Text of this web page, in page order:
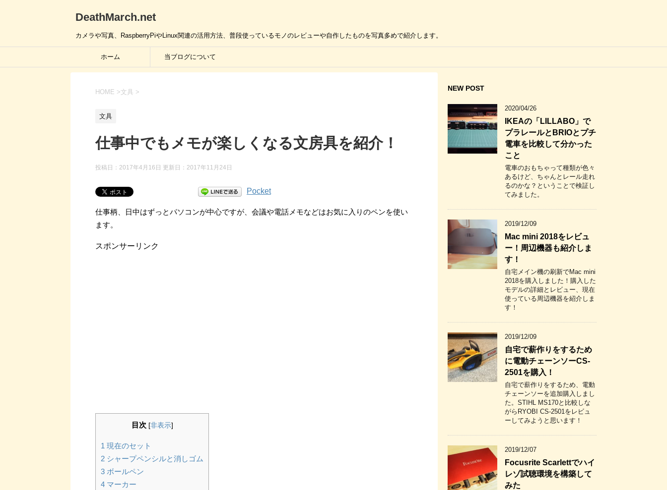
DeathMarch.net
カメラや写真、RaspberryPiやLinux関連の活用方法、普段使っているモノのレビューや自作したものを写真多めで紹介します。
ホーム 当ブログについて
HOME >文具 >
文具
仕事中でもメモが楽しくなる文房具を紹介！
投稿日：2017年4月16日 更新日： 2017年11月24日
Pocket
仕事柄、日中はずっとパソコンが中心ですが、会議や電話メモなどはお気に入りのペンを使い
ます。
スポンサーリンク
目次 [非表示]
1 現在のセット
2 シャープペンシルと消しゴム
3 ボールペン
4 マーカー
NEW POST
2020/04/26
IKEAの「LILLABO」で
プラレールとBRIOとプチ
電車を比較して分かった
こと
電車のおもちゃって種類が色々
あるけど、ちゃんとレール走れ
るのかな？ということで検証し
てみました。
2019/12/09
Mac mini 2018をレビュ
ー！周辺機器も紹介しま
す！
自宅メイン機の刷新でMac mini
2018を購入しました！購入した
モデルの詳細とレビュー、現在
使っている周辺機器を紹介しま
す！
2019/12/09
自宅で薪作りをするため
に電動チェーンソーCS-
2501を購入！
自宅で薪作りをするため、電動
チェーンソーを追加購入しまし
た。STIHL MS170と比較しな
がらRYOBI CS-2501をレビュ
ーしてみようと思います！
2019/12/07
Focusrite Scarlettでハイ
レゾ試聴環境を構築して
みた